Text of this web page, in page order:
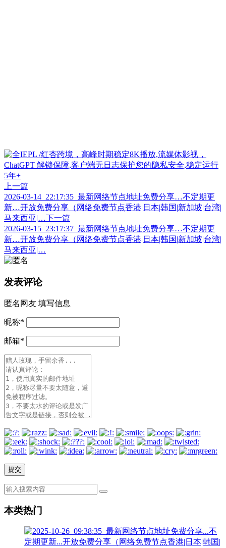
上一篇
2026-03-14_22:17:35_最新网络节点地址免费分享…不定期更
新…开放免费分享（网络免费节点香港|日本|韩国|新加坡|台湾|
马来西亚|… 下一篇
2026-03-15_23:17:37_最新网络节点地址免费分享…不定期更
新…开放免费分享（网络免费节点香港|日本|韩国|新加坡|台湾|
马来西亚|…
发表评论
匿名网友 填写信息
昵称*
邮箱*
本类热门